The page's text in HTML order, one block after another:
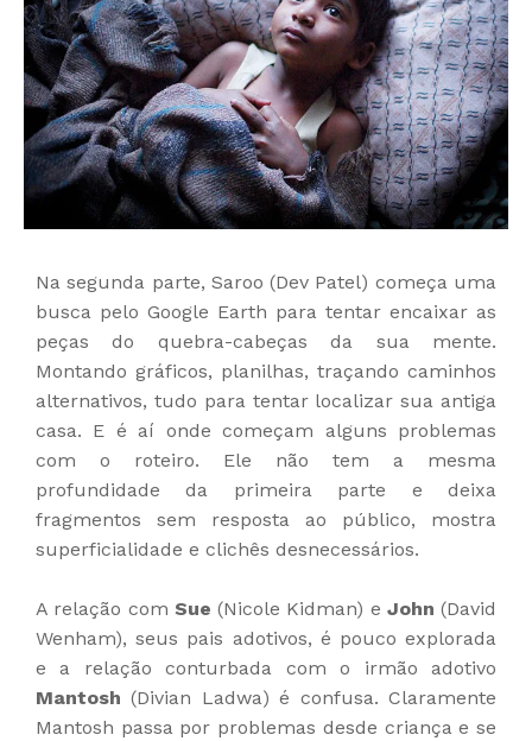
Na segunda parte, Saroo (Dev Patel) começa uma
busca pelo Google Earth para tentar encaixar as
peças do quebra-cabeças da sua mente.
Montando gráficos, planilhas, traçando caminhos
alternativos, tudo para tentar localizar sua antiga
casa. E é aí onde começam alguns problemas
com o roteiro. Ele não tem a mesma
profundidade da primeira parte e deixa
fragmentos sem resposta ao público, mostra
superficialidade e clichês desnecessários.
A relação com Sue (Nicole Kidman) e John (David
Wenham), seus pais adotivos, é pouco explorada
e a relação conturbada com o irmão adotivo
Mantosh (Divian Ladwa) é confusa. Claramente
Mantosh passa por problemas desde criança e se